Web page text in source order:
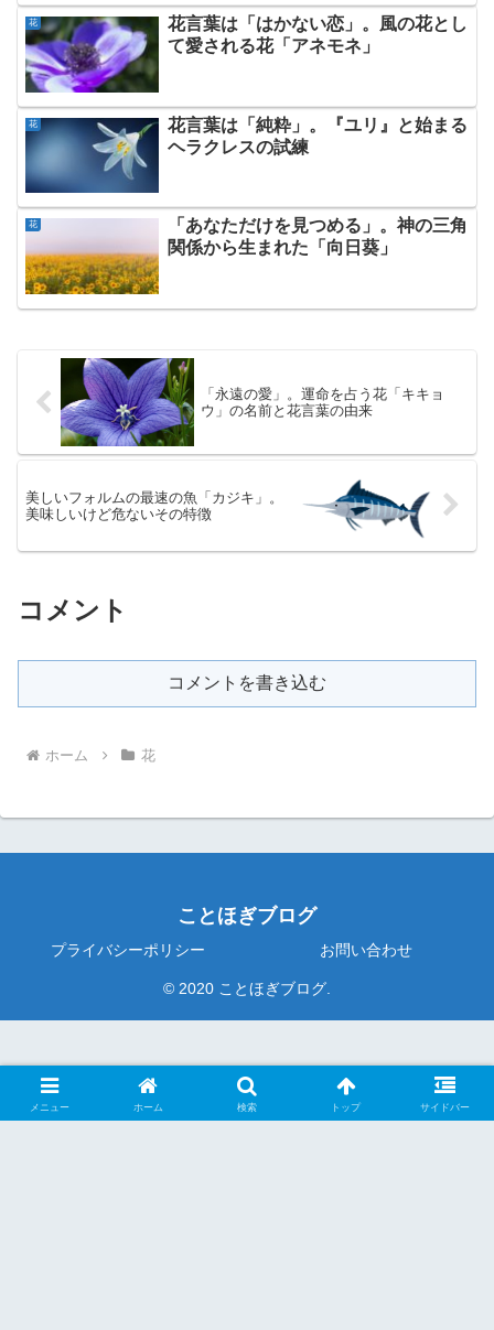
花
花言葉は「はかない恋」。風の花とし
て愛される花「アネモネ」
花
花言葉は「純粋」。『ユリ』と始まる
ヘラクレスの試練
花
「あなただけを見つめる」。神の三角
関係から生まれた「向日葵」
「永遠の愛」。運命を占う花「キキョ
ウ」の名前と花言葉の由来
美しいフォルムの最速の魚「カジキ」。
美味しいけど危ないその特徴
コメント
コメントを書き込む
ホーム 花
ことほぎブログ
プライバシーポリシー お問い合わせ
© 2020 ことほぎブログ.
メニュー ホーム 検索 トップ サイドバー